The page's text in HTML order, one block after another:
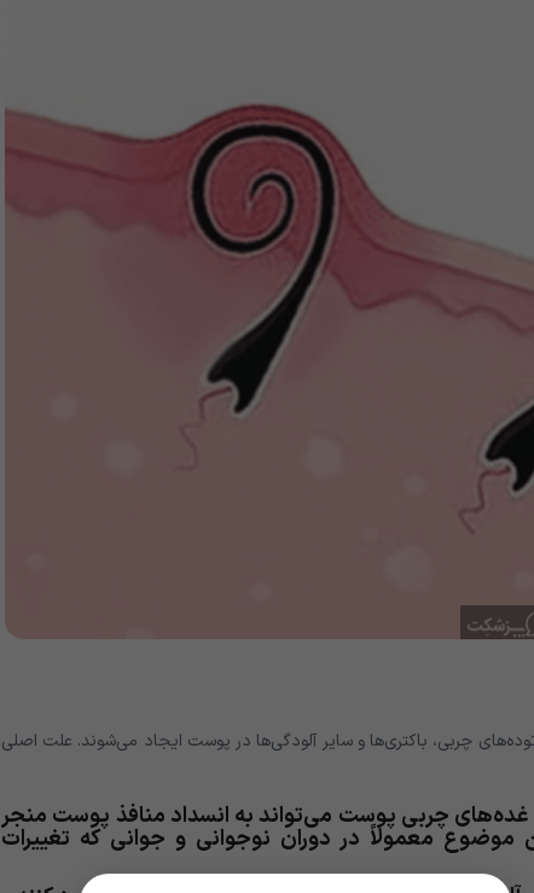
چربی، باکتری‌ها و سایر آلودگی‌ها در پوست ایجاد می‌شوند. علت اصلی
چربی پوست می‌تواند به انسداد منافذ پوست منجر
معمولاً در دوران نوجوانی و جوانی که تغییرات